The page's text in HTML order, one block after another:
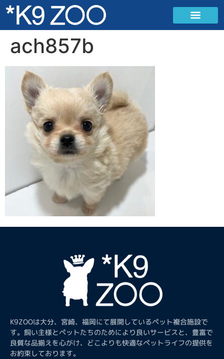
ach857b
K9ZOOは大分、宮崎、福岡にて展開しているペット複合施設で
す。飼い主様とペットたちのためにより良いサービスと、豊富で
良質な品揃えを心がけ、どこよりも快適なペットライフの提供を
お約束しております。